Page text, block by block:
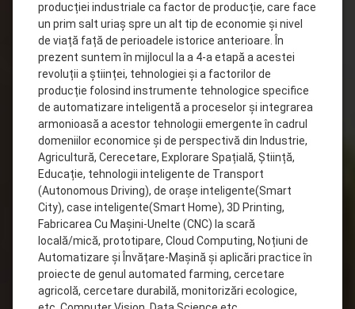
producției industriale ca factor de producție, care face
un prim salt uriaș spre un alt tip de economie și nivel
de viață față de perioadele istorice anterioare. În
prezent suntem în mijlocul la a 4-a etapă a acestei
revoluții a științei, tehnologiei și a factorilor de
producție folosind instrumente tehnologice specifice
de automatizare inteligentă a proceselor și integrarea
armonioasă a acestor tehnologii emergente în cadrul
domeniilor economice și de perspectivă din Industrie,
Agricultură, Cerecetare, Explorare Spațială, Știință,
Educație, tehnologii inteligente de Transport
(Autonomous Driving), de orașe inteligente(Smart
City), case inteligente(Smart Home), 3D Printing,
Fabricarea Cu Mașini-Unelte (CNC) la scară
locală/mică, prototipare, Cloud Computing, Noțiuni de
Automatizare și Învățare-Mașină și aplicări practice în
proiecte de genul automated farming, cercetare
agricolă, cercetare durabilă, monitorizări ecologice,